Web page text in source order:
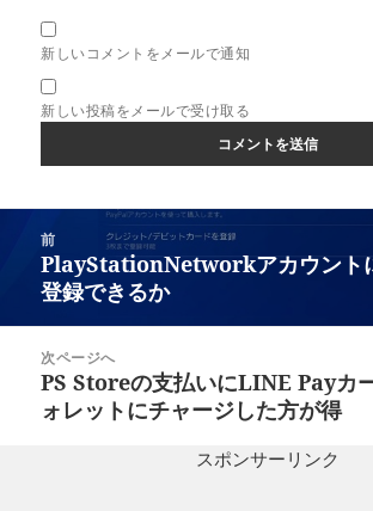
新しいコメントをメールで通知
新しい投稿をメールで受け取る
前
前
の
稿:
PlayStationNetworkアカウント
登録できるか
次ページへ
次
の
PS Storeの支払いにLINE Payカ
ォレットにチャージした方が得
スポンサーリンク